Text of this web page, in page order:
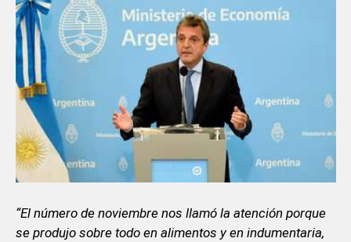
“El número de noviembre nos llamó la atención porque
se produjo sobre todo en alimentos y en indumentaria,